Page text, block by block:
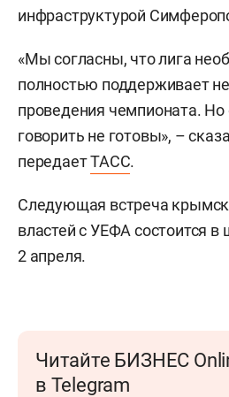
инфраструктурой
«Мы согласны, что лига
полностью поддерживает
проведения чемпионата.
говорить не готовы», –
передаетТАСС.
Следующая встреча
властей с УЕФА состоится
2 апреля.
Читайте БИЗНЕС
в Telegram